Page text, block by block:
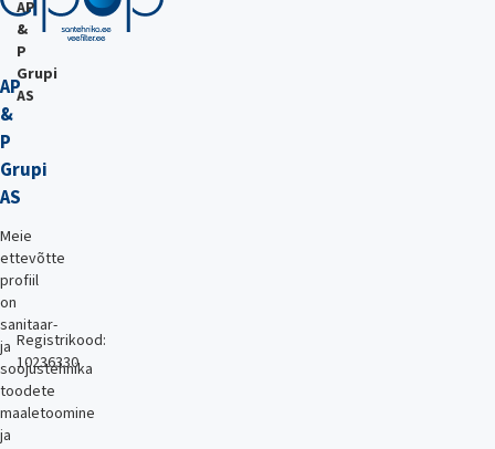
AP
&
P
Grupi
AS
Meie
ettevõtte
profiil
on
sanitaar-
ja
soojustehnika
toodete
maaletoomine
ja
AP
&
P
Grupi
AS
Registrikood:
10236330